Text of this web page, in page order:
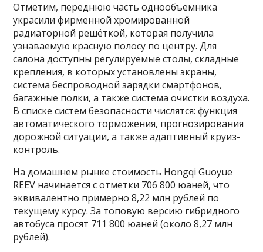
Отметим, переднюю часть однообъёмника
украсили фирменной хромированной
радиаторной решёткой, которая получила
узнаваемую красную полосу по центру. Для
салона доступны регулируемые столы, складные
крепления, в которых установлены экраны,
система беспроводной зарядки смартфонов,
багажные полки, а также система очистки воздуха.
В списке систем безопасности числятся: функция
автоматического торможения, прогнозирования
дорожной ситуации, а также адаптивный круиз-
контроль.
На домашнем рынке стоимость Hongqi Guoyue
REEV начинается с отметки 706 800 юаней, что
эквивалентно примерно 8,22 млн рублей по
текущему курсу. За топовую версию гибридного
автобуса просят 711 800 юаней (около 8,27 млн
рублей).